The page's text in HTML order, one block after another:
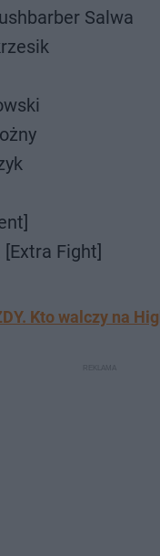
Salwa
Fight]
Kto walczy na